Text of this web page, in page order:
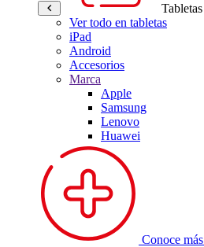
Tabletas
Ver todo en tabletas
iPad
Android
Accesorios
Marca
Apple
Samsung
Lenovo
Huawei
Conoce más